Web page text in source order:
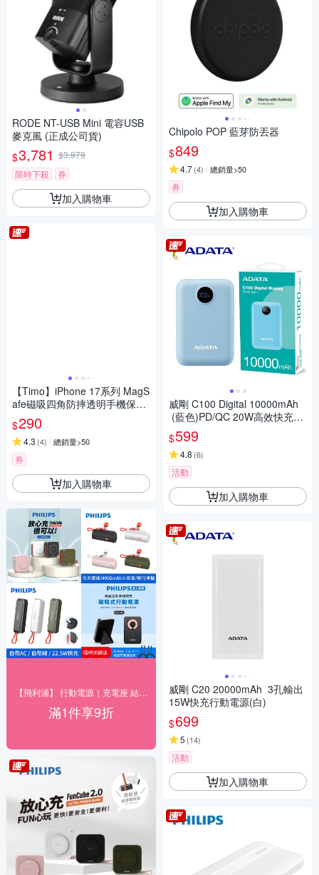
RODE NT-USB Mini 電容USB
麥克風 (正成公司貨)
$3,781 $3,979
限時下殺
券
加入購物車
【Timo】iPhone 17系列 MagS
afe磁吸四角防摔透明手機保護
殼套
$290
4.3 (4) 總銷量>50
券
加入購物車
滿1件享9折
Chipolo POP 藍芽防丟器
$849
4.7(4) 總銷量>50
券
加入購物車
威剛 C100 Digital 10000mAh
(藍色)PD/QC 20W高效快充行
動電源
$599
4.8 (6)
活動
加入購物車
威剛 C20 20000mAh 3孔輸出
15W快充行動電源(白)
$699
5 (14)
活動
加入購物車